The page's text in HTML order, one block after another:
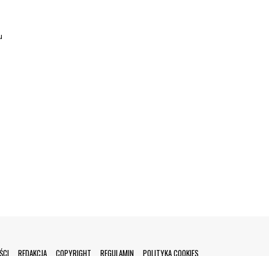
REDAKCJA COPYRIGHT REGULAMIN POLITYKA COOKIES